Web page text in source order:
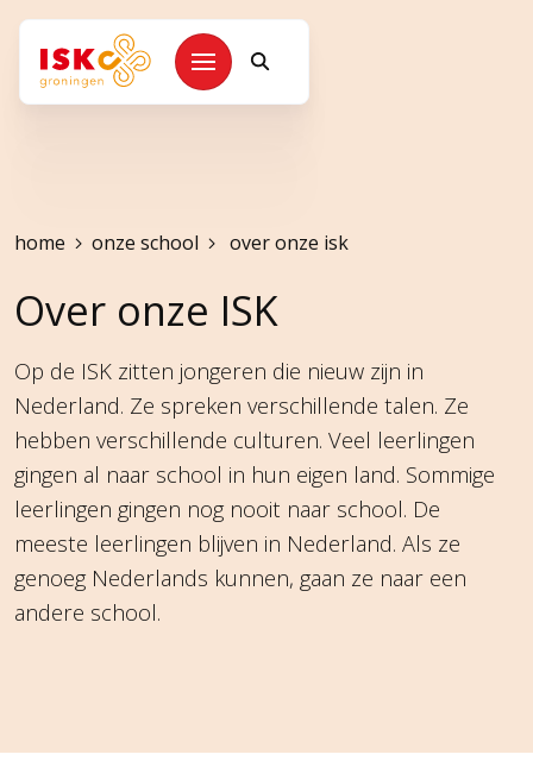
Kruimelpad
home onze school over onze isk
Over onze ISK
Op de ISK zitten jongeren die nieuw zijn in
Nederland. Ze spreken verschillende talen. Ze
hebben verschillende culturen. Veel leerlingen
gingen al naar school in hun eigen land. Sommige
leerlingen gingen nog nooit naar school. De
meeste leerlingen blijven in Nederland. Als ze
genoeg Nederlands kunnen, gaan ze naar een
andere school.